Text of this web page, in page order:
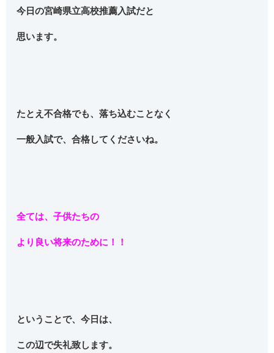
今日の宮崎県立高校推薦入試だと
思います。
たとえ不合格でも、落ち込むことなく
一般入試で、合格してくださいね。
全ては、子供たちの
より良い将来のために！！
ということで、今日は、
この辺で失礼致します。